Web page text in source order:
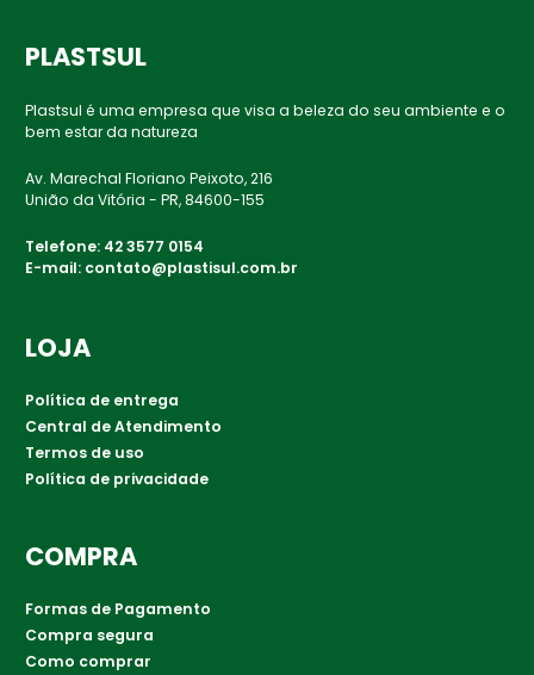
PLASTSUL
Plastsul é uma empresa que visa a beleza do seu ambiente e o
bem estar da natureza
Av. Marechal Floriano Peixoto, 216
União da Vitória - PR, 84600-155
Telefone: 42 3577 0154
E-mail: contato@plastisul.com.br
LOJA
Política de entrega
Central de Atendimento
Termos de uso
Política de privacidade
COMPRA
Formas de Pagamento
Compra segura
Como comprar